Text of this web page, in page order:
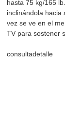
hasta 75 kg/165
inclinándola hacia
vez se ve en el
TV para sostener
consultadetalle